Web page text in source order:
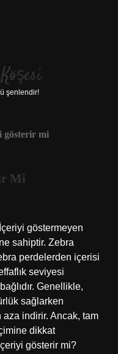
şenlendir!
gösterir mi
Mi
göstermeyen
sahiptir. Zebra
perdelerden içerisi
seviyesi
Genellikle,
sağlarken
aza indirir. Ancak, tam
dikkat
gösterir mi?